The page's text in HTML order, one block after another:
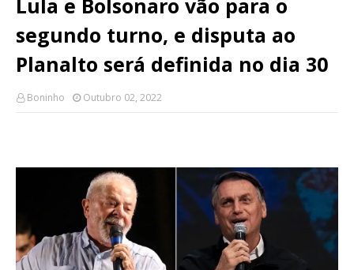
Lula e Bolsonaro vão para o
segundo turno, e disputa ao
Planalto será definida no dia 30
Boninho Outubro 02, 2022